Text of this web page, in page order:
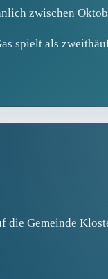
zwischen
spielt als
die Gemeinde